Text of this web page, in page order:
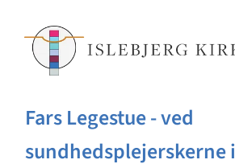
Fars Legestue - ved
sundhedsplejerskerne i